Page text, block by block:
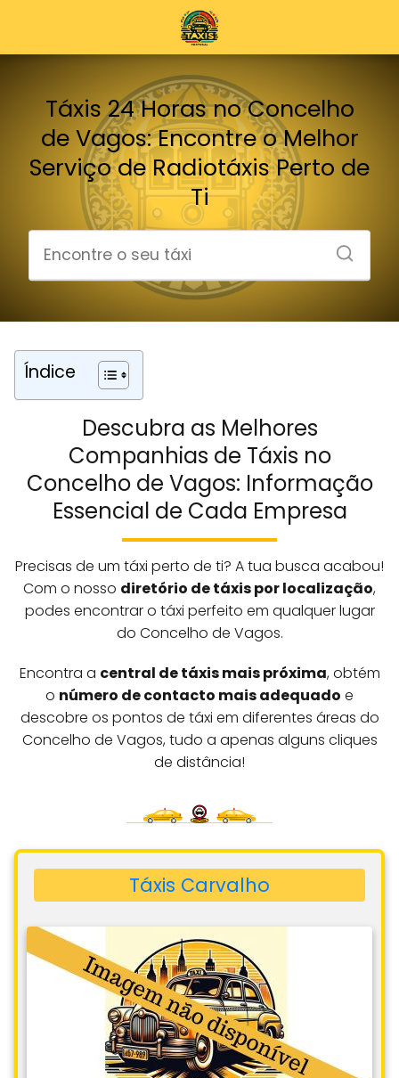
Táxis 24 Horas no Concelho
de Vagos: Encontre o Melhor
Serviço de Radiotáxis Perto de
Ti
Índice
Descubra as Melhores
Companhias de Táxis no
Concelho de Vagos: Informação
Essencial de Cada Empresa
Precisas de um táxi perto de ti? A tua busca acabou!
Com o nosso diretório de táxis por localização,
podes encontrar o táxi perfeito em qualquer lugar
do Concelho de Vagos.
Encontra a central de táxis mais próxima, obtém
o número de contacto mais adequado e
descobre os pontos de táxi em diferentes áreas do
Concelho de Vagos, tudo a apenas alguns cliques
de distância!
Táxis Carvalho